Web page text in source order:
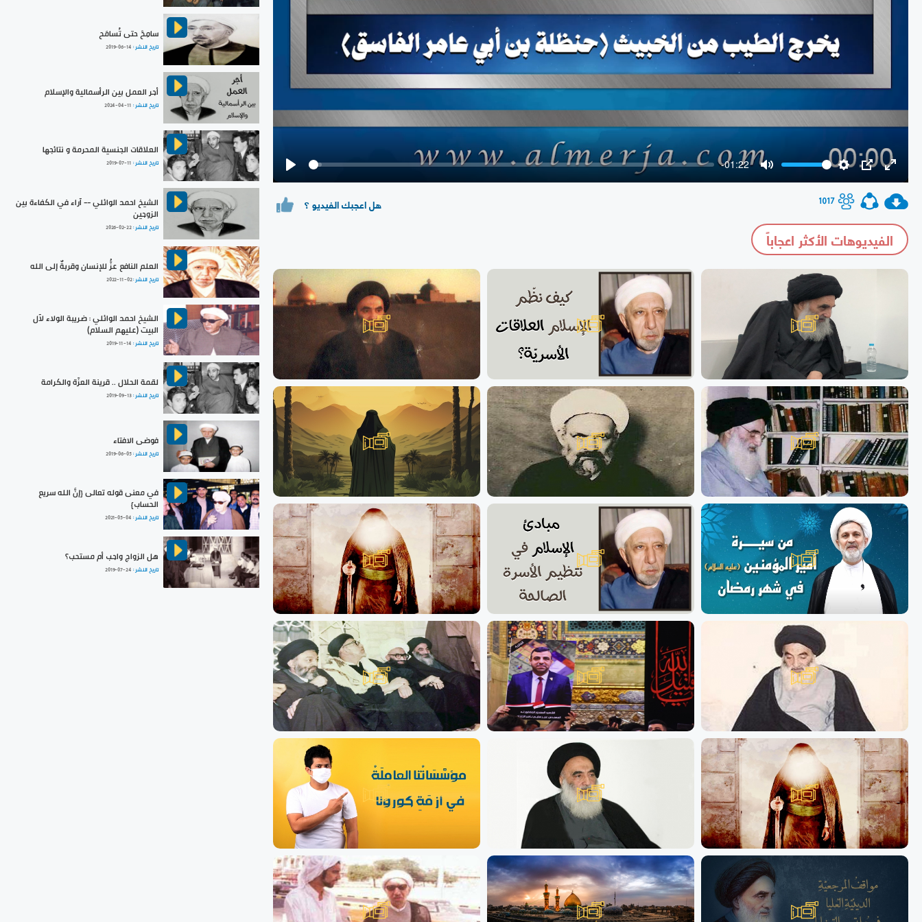
-01:22
Enter
1017 هل اعجبك الفيديو ؟
الفيديوهات الأكثر اعجاباً
سامِحْ حتى تُسامَح
تاريخ النشر : 2019-06-14
أجر العمل بين الرأسمالية والإسلام
تاريخ النشر : 2024-04-11
العلاقات الجنسية المحرمة و نتائجها
تاريخ النشر : 2019-07-11
الشيخ احمد الوائلي -- آراء في الكفاءة بين
الزوجين
تاريخ النشر :2026-02-22
العلم النافع عزُّ للإنسان وقربةٌ إلى الله
تاريخ النشر :2022-11-02
الشيخ احمد الوائلي : ضريبة الولاء لآل
البيت (عليهم السلام)
تاريخ النشر : 2019-11-14
لقمة الحلال .. قرينة العزّة والكرامة
تاريخ النشر :2019-09-13
فوضى الافتاء
تاريخ النشر :2019-06-05
في معنى قوله تعالى {إنَّ الله سريع
الحساب}
تاريخ النشر : 2021-05-04
هل الزواج واجب أم مستحب؟
تاريخ النشر : 2019-07-24